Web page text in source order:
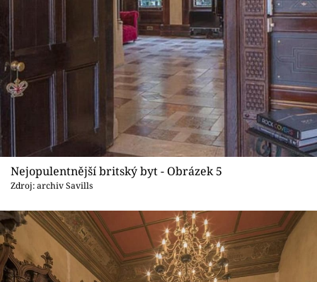
Nejopulentnější britský byt - Obrázek 5
Zdroj: archiv Savills